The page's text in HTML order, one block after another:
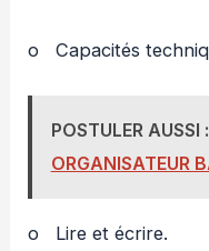
o Capacités
POSTULER AUSSI :
ORGANISATEUR
o Lire et écrire.